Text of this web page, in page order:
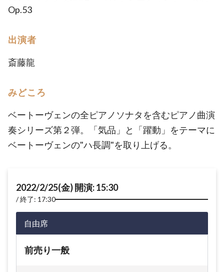
Op.53
出演者
斎藤龍
みどころ
ベートーヴェンの全ピアノソナタを含むピアノ曲演
奏シリーズ第２弾。「気品」と「躍動」をテーマに
ベートーヴェンの"ハ長調"を取り上げる。
2022/2/25(金) 開演: 15:30
終了: 17:30
自由席
前売り一般